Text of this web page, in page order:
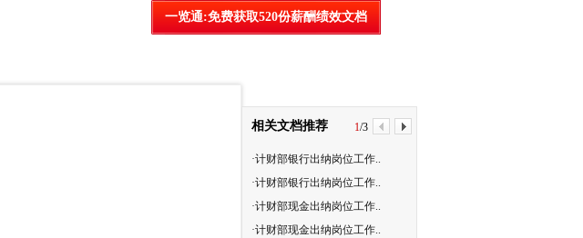
一览通:免费获取520份薪酬绩效文档
相关文档推荐 1/3
·计财部银行出纳岗位工作..
·计财部银行出纳岗位工作..
·计财部现金出纳岗位工作..
·计财部现金出纳岗位工作..